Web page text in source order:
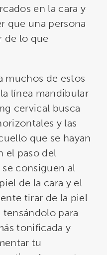
en la cara y
que una persona
de lo que
muchos de estos
línea mandibular
cervical busca
y las
que se hayan
el paso del
consiguen al
de la cara y el
tirar de la piel
para
tonificada y
tu